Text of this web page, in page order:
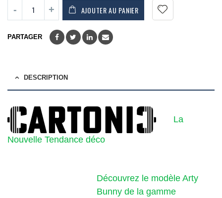
AJOUTER AU PANIER
PARTAGER
DESCRIPTION
La
Nouvelle Tendance déco
Découvrez le modèle Arty
Bunny de la gamme